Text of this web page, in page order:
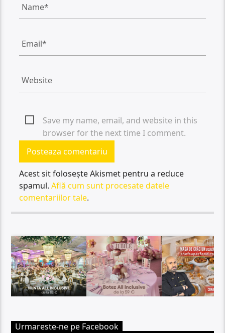
Save my name, email, and website in this
browser for the next time I comment.
Acest sit folosește Akismet pentru a reduce
spamul.Află cum sunt procesate datele
comentariilor tale.
Urmareste-ne pe Facebook